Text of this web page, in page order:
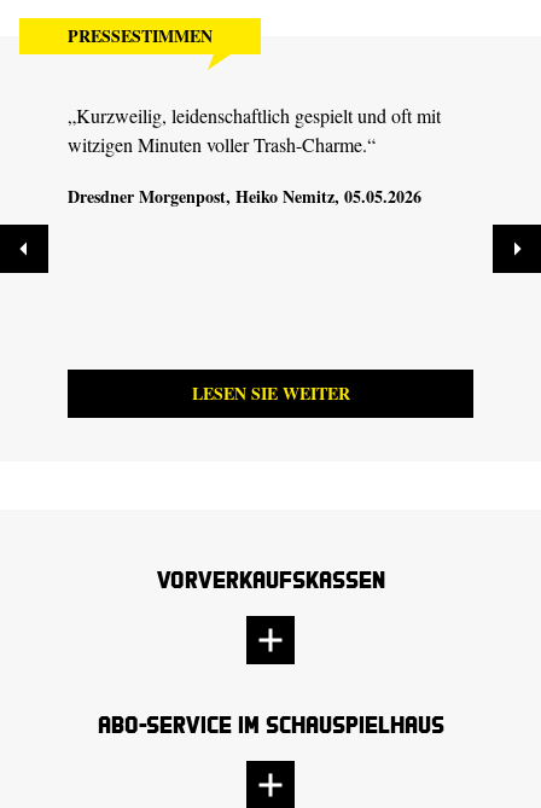
PRESSESTIMMEN
„Kurzweilig, leidenschaftlich gespielt und oft mit
witzigen Minuten voller Trash-Charme.“
Dresdner Morgenpost, Heiko Nemitz, 05.05.2026
LESEN SIE WEITER
Vorverkaufskassen
Abo-Service im Schauspielhaus